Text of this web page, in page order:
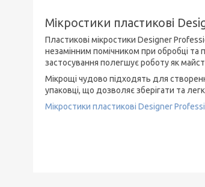
Мікростики пластикові
Пластикові мікростики Designer
незамінним помічником при обробці та
застосування полегшує роботу як
Мікрощі чудово підходять для
упаковці, що дозволяє зберігати та
Мікростики пластикові Designer